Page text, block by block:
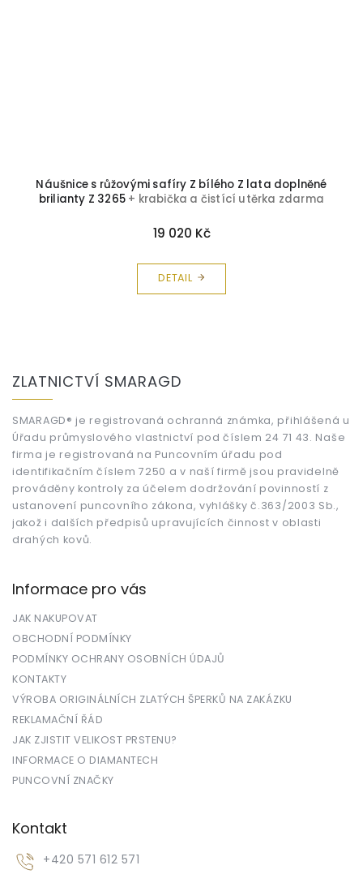
Náušnice s růžovými safíry Z bílého Z lata doplněné
brilianty Z 3265 + krabička a čistící utěrka zdarma
19 020 Kč
DETAIL
ZLATNICTVÍ SMARAGD
SMARAGD® je registrovaná ochranná známka, přihlášená u
Úřadu průmyslového vlastnictví pod číslem 24 71 43. Naše
firma je registrovaná na Puncovním úřadu pod
identifikačním číslem 7250 a v naší firmě jsou pravidelně
prováděny kontroly za účelem dodržování povinností z
ustanovení puncovního zákona, vyhlášky č.363/2003 Sb.,
jakož i dalších předpisů upravujících činnost v oblasti
drahých kovů.
Informace pro vás
JAK NAKUPOVAT
OBCHODNÍ PODMÍNKY
PODMÍNKY OCHRANY OSOBNÍCH ÚDAJŮ
KONTAKTY
VÝROBA ORIGINÁLNÍCH ZLATÝCH ŠPERKŮ NA ZAKÁZKU
REKLAMAČNÍ ŘÁD
JAK ZJISTIT VELIKOST PRSTENU?
INFORMACE O DIAMANTECH
PUNCOVNÍ ZNAČKY
Kontakt
+420 571 612 571